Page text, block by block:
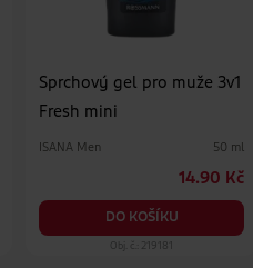
Sprchový gel pro muže 3v1
Fresh mini
ISANA Men 50 ml
14.90 Kč
DO KOŠÍKU
Obj. č.: 219181